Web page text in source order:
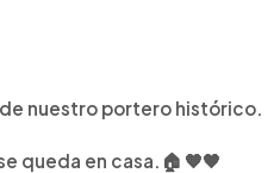
nuestro portero histórico.
se queda en casa.🏠 🧡🖤